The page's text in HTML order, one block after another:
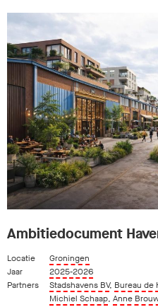
Ambitiedocument
Locatie
Groningen
Jaar
2025-2026
Partners
Stadshavens BV, Bureau de
Michiel Schaap, Anne